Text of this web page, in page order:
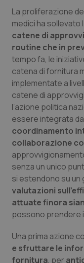
La proliferazione
medici ha sollevato
catene di
routine che in
tempo fa, le
catena di fornitura
implementate a
catene di
l’azione politica
essere integrata
coordinamento
collaborazione
senza un unico
si estendono su un
valutazioni
attuate finora
possono prendere
Una prima azione
e sfruttare le
fornitura, per